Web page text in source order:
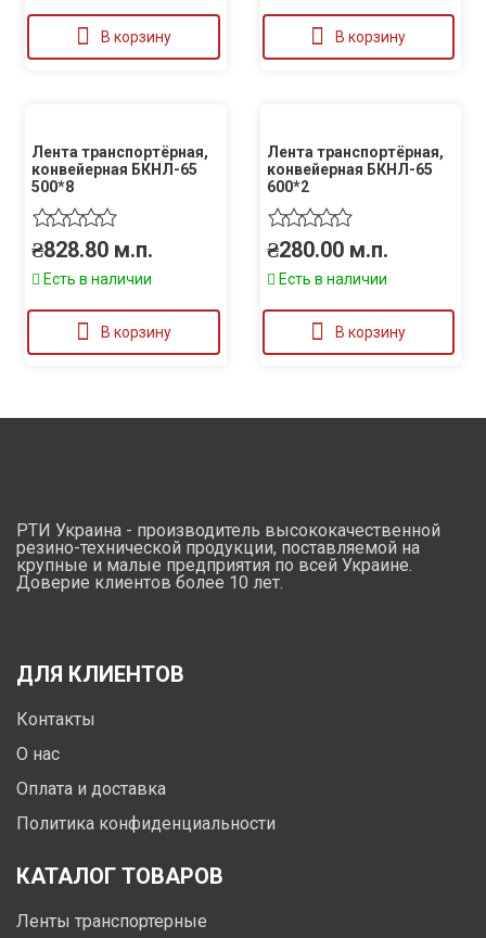
В корзину В корзину
Лента транспортёрная,
конвейерная БКНЛ-65
500*8
₴828.80 м.п.
Есть в наличии
В корзину
Лента транспортёрная,
конвейерная БКНЛ-65
600*2
₴280.00 м.п.
Есть в наличии
В корзину
РТИ Украина - производитель высококачественной
резино-технической продукции, поставляемой на
крупные и малые предприятия по всей Украине.
Доверие клиентов более 10 лет.
ДЛЯ КЛИЕНТОВ
Контакты
О нас
Оплата и доставка
Политика конфиденциальности
КАТАЛОГ ТОВАРОВ
Ленты транспортерные